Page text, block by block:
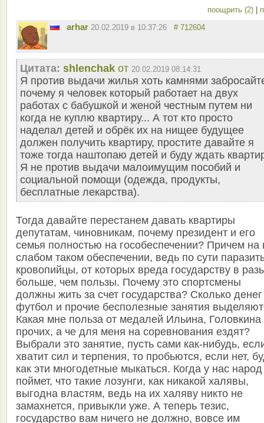
поощрить (2)
arhar 20.02.2019 в 10:37:26 # 712604
Цитата: shlenchak от 20.02.2019 08:14:31
Я против выдачи жилья хоть камнями
почему я человек который работает на двух
работах с бабушкой и женой честным путем ни
когда не куплю квартиру... А тот кто просто
наделал детей и обрёк их на нищее будущее
должен получить квартиру, простите давайте я
тоже тогда наштопаю детей и буду ждать
Я не против выдачи малоимущим пособий и
социальной помощи (одежда, продукты,
бесплатные лекарства).
Тогда давайте перестанем давать квартиры
депутатам, чиновникам, почему президент и его
семья полностью на гособеспечении? Причем на
слабом таком обеспечении, ведь по сути
кровопийцы, от которых вреда государству в
больше, чем пользы. Почему это спортсмены
должны жить за счет государства? Сколько
футбол и прочие бесполезные занятия
Какая мне польза от медалей Ильина, Головкина
прочих, а че для меня на соревнования ездят?
Выбрали это занятие, пусть сами как-нибудь,
хватит сил и терпения, то пробьются, если нет,
как эти многодетные мыкаться. Когда у нас народ
поймет, что такие лозунги, как никакой халявы,
выгодна властям, ведь на их халяву никто не
замахнется, привыкли уже. А теперь тезис,
государство вам ничего не должно, вовсе им